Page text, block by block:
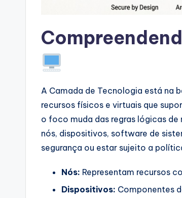
tr
A Camada de Tecnologia está na
recursos físicos e virtuais que
o foco muda das regras lógicas
nós, dispositivos, software de
segurança ou estar sujeito a
Nós: Representam recursos
Dispositivos: Componentes